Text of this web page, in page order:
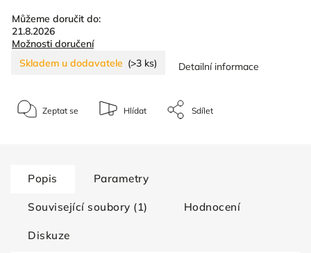
Můžeme doručit do:
21.8.2026
Možnosti doručení
Skladem u dodavatele (>3 ks) Detailní informace
Zeptat se Hlídat Sdílet
Popis Parametry
Související soubory (1) Hodnocení
Diskuze